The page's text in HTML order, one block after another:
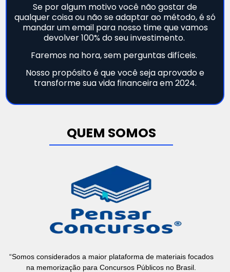
Se por algum motivo você não gostar de
qualquer coisa ou não se adaptar ao método, é só
mandar um email para nosso time que vamos
devolver 100% do seu investimento.
Faremos na hora, sem perguntas difíceis.
Nosso propósito é que você seja aprovado e
transforme sua vida financeira em 2024.
QUEM SOMOS
“Somos considerados a maior plataforma de materiais focados
na memorização para Concursos Públicos no Brasil.